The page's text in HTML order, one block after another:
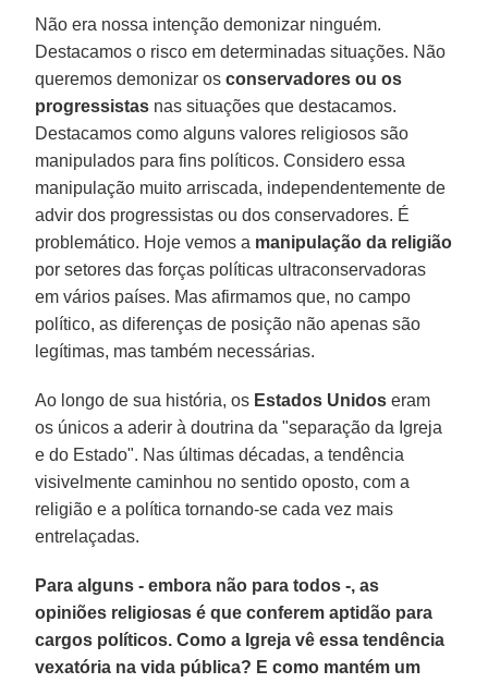
Não era nossa intenção demonizar ninguém.
Destacamos o risco em determinadas situações. Não
queremos demonizar osconservadores ou os
progressistas nas situações que destacamos.
Destacamos como alguns valores religiosos são
manipulados para fins políticos. Considero essa
manipulação muito arriscada, independentemente de
advir dos progressistas ou dos conservadores. É
problemático. Hoje vemos a manipulação da religião
por setores das forças políticas ultraconservadoras
em vários países. Mas afirmamos que, no campo
político, as diferenças de posição não apenas são
legítimas, mas também necessárias.
Ao longo de sua história, os Estados Unidos eram
os únicos a aderir à doutrina da "separação da Igreja
e do Estado". Nas últimas décadas, a tendência
visivelmente caminhou no sentido oposto, com a
religião e a política tornando-se cada vez mais
entrelaçadas.
Para alguns - embora não para todos -, as
opiniões religiosas é que conferem aptidão para
cargos políticos. Como a Igreja vê essa tendência
vexatória na vida pública? E como mantém um